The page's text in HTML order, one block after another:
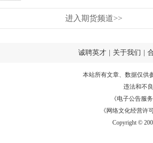
进入期货频道>>
诚聘英才 关于我们
本站所有文章、数据仅供
违法和不
《电子公告服务
《网络文化经营许
Copyright ©